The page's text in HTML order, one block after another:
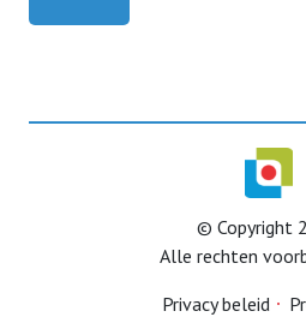
Privacystatement
© Copyright
Alle rechten
Privacy beleid